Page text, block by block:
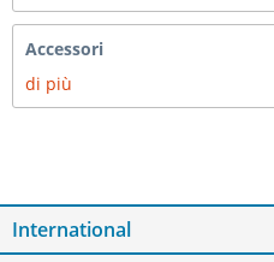
Accessori
di più
International